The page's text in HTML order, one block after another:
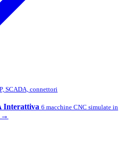
SCADA, connettori
Interattiva 6 macchine CNC simulate in
→